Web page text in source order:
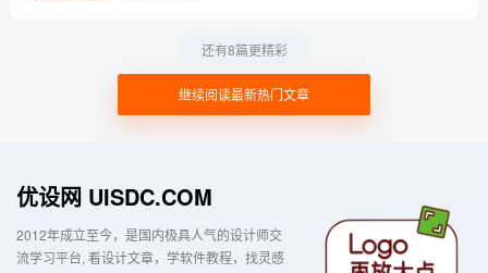
继续阅读最新热门文章
还有8篇更精彩
优设网 UISDC.COM
2012年成立至今，是国内极具人气的设计师交
流学习平台 看设计文章，学软件教程，找灵感